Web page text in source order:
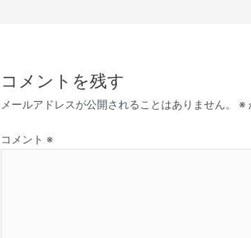
コメントを残す
メールアドレスが公開されることはありません。 ※
コメント ※